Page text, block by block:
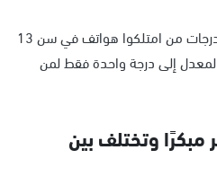
فعلى سبيل المثال، بلغ متوسط درجات من امتلكوا هواتف في سن 13
انخفض المعدل إلى درجة واحدة فقط لمن
مبكرًا وتختلف بين